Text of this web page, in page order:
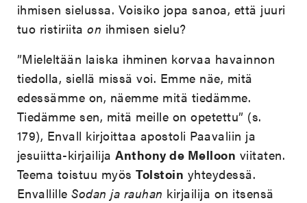
ihmisen sielussa. Voisiko jopa sanoa, että juuri
tuo ristiriitaon ihmisen sielu?
”Mieleltään laiska ihminen korvaa havainnon
tiedolla, siellä missä voi. Emme näe, mitä
edessämme on, näemme mitä tiedämme.
Tiedämme sen, mitä meille on opetettu” (s.
179), Envall kirjoittaa apostoli Paavaliin ja
jesuiitta-kirjailijaAnthony de Melloon viitaten.
Teema toistuu myösTolstoin yhteydessä.
EnvallilleSodan ja rauhan kirjailija on itsensä